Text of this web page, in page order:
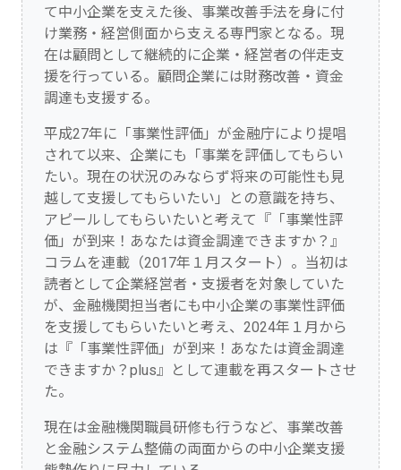
て中小企業を支えた後、事業改善手法を身に付
け業務・経営側面から支える専門家となる。現
在は顧問として継続的に企業・経営者の伴走支
援を行っている。顧問企業には財務改善・資金
調達も支援する。
平成27年に「事業性評価」が金融庁により提唱
されて以来、企業にも「事業を評価してもらい
たい。現在の状況のみならず将来の可能性も見
越して支援してもらいたい」との意識を持ち、
アピールしてもらいたいと考えて『「事業性評
価」が到来！あなたは資金調達できますか？』
コラムを連載（2017年１月スタート）。当初は
読者として企業経営者・支援者を対象していた
が、金融機関担当者にも中小企業の事業性評価
を支援してもらいたいと考え、2024年１月から
は『「事業性評価」が到来！あなたは資金調達
できますか？plus』として連載を再スタートさせ
た。
現在は金融機関職員研修も行うなど、事業改善
と金融システム整備の両面からの中小企業支援